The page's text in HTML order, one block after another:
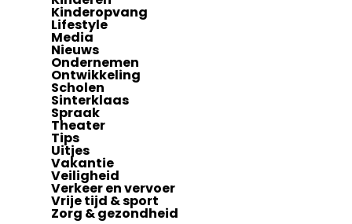
Kinderopvang
Lifestyle
Media
Nieuws
Ondernemen
Ontwikkeling
Scholen
Sinterklaas
Spraak
Theater
Tips
Uitjes
Vakantie
Veiligheid
Verkeer en vervoer
Vrije tijd & sport
Zorg & gezondheid